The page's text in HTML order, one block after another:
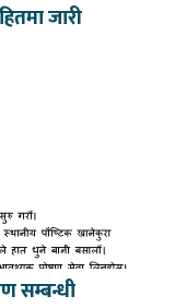
जारी
सम्बन्धी